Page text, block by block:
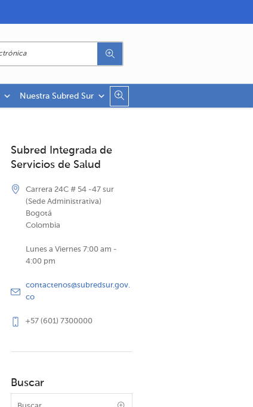
Nuestra Subred Sur
Subred Integrada de
Servicios de Salud
Carrera 24C # 54 -47 sur
(Sede Administrativa)
Bogotá
Colombia
Lunes a Viernes 7:00 am -
4:00 pm
contactenos@subredsur.gov.
co
+57 (601) 7300000
Buscar